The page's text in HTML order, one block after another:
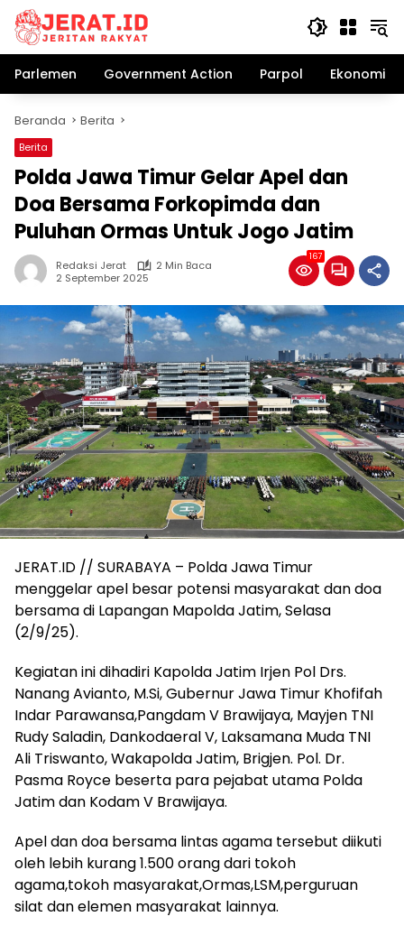
Langsung
konten
Parlemen
Government Action Parpol Ekonomi
Beranda Berita
Berita
Polda Jawa Timur Gelar Apel dan
Doa Bersama Forkopimda dan
Puluhan Ormas Untuk Jogo Jatim
Redaksi Jerat
2 Min Baca
2 September 2025
167
JERAT.ID // SURABAYA – Polda Jawa Timur
menggelar apel besar potensi masyarakat dan doa
bersama di Lapangan Mapolda Jatim, Selasa
(2/9/25).
Kegiatan ini dihadiri Kapolda Jatim Irjen Pol Drs.
Nanang Avianto, M.Si, Gubernur Jawa Timur Khofifah
Indar Parawansa,Pangdam V Brawijaya, Mayjen TNI
Rudy Saladin, Dankodaeral V, Laksamana Muda TNI
Ali Triswanto, Wakapolda Jatim, Brigjen. Pol. Dr.
Pasma Royce beserta para pejabat utama Polda
Jatim dan Kodam V Brawijaya.
Apel dan doa bersama lintas agama tersebut diikuti
oleh lebih kurang 1.500 orang dari tokoh
agama,tokoh masyarakat,Ormas,LSM,perguruan
silat dan elemen masyarakat lainnya.